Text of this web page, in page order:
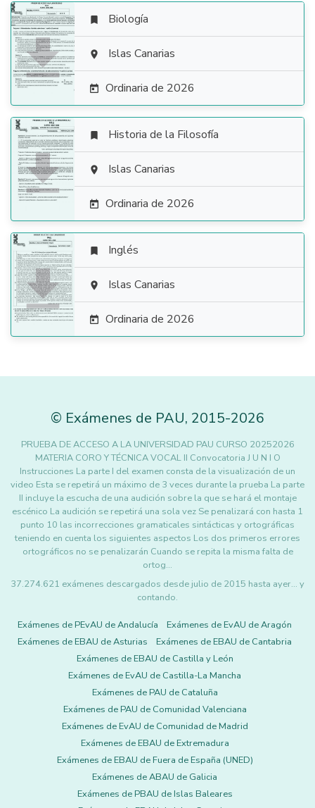

 Biología
 Islas Canarias
 Ordinaria de 2026

 Historia de la Filosofía
 Islas Canarias
 Ordinaria de 2026

 Inglés
 Islas Canarias
 Ordinaria de 2026
© Exámenes de PAU, 2015-2026
PRUEBA DE ACCESO A LA UNIVERSIDAD PAU CURSO 20252026
MATERIA CORO Y TÉCNICA VOCAL II Convocatoria J U N I O
Instrucciones La parte I del examen consta de la visualización de un
video Esta se repetirá un máximo de 3 veces durante la prueba La parte
II incluye la escucha de una audición sobre la que se hará el montaje
escénico La audición se repetirá una sola vez Se penalizará con hasta 1
punto 10 las incorrecciones gramaticales sintácticas y ortográficas
teniendo en cuenta los siguientes aspectos Los dos primeros errores
ortográficos no se penalizarán Cuando se repita la misma falta de
ortog…
37.274.621 exámenes descargados desde julio de 2015 hasta ayer... y
contando.
Exámenes de PEvAU de Andalucía
Exámenes de EvAU de Aragón
Exámenes de EBAU de Asturias
Exámenes de EBAU de Cantabria
Exámenes de EBAU de Castilla y León
Exámenes de EvAU de Castilla-La Mancha
Exámenes de PAU de Cataluña
Exámenes de PAU de Comunidad Valenciana
Exámenes de EvAU de Comunidad de Madrid
Exámenes de EBAU de Extremadura
Exámenes de EBAU de Fuera de España (UNED)
Exámenes de ABAU de Galicia
Exámenes de PBAU de Islas Baleares